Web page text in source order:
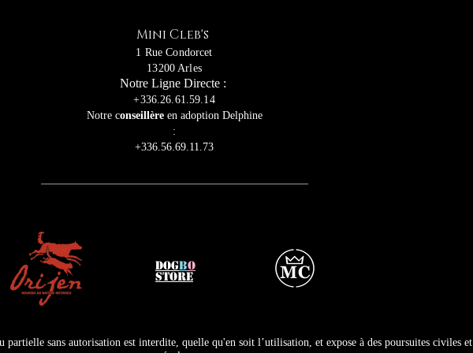
Mini Cleb's
1 Rue Condorcet
13200 Arles
Notre Ligne Directe :
+336.26.61.59.14
Notre conseillèreen adoption Delphine
:
+336.56.69.11.73
DOGBO
STORE
partielle sans autorisation est interdite, quelle qu'en soit l’utilisation, et expose à des poursuites civiles et